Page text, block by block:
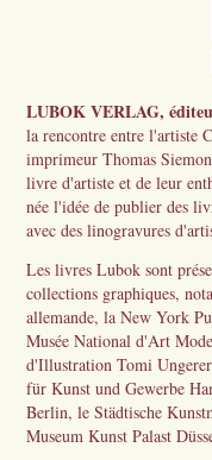
LUBOK VERLAG,
la rencontre entre l'artiste
imprimeur Thomas
livre d'artiste et de leur
née l'idée de publier des
avec des linogravures
Les livres Lubok sont
collections graphiques,
allemande, la New York
Musée National d'Art
d'Illustration Tomi
für Kunst und Gewerbe
Berlin, le Städtische
Museum Kunst Palast